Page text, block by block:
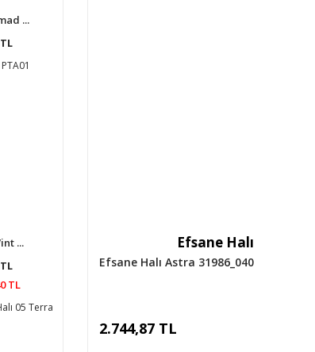
...
...
TL
Efsane Halı
Efsane Halı Astra 31986_040
2.744,87 TL